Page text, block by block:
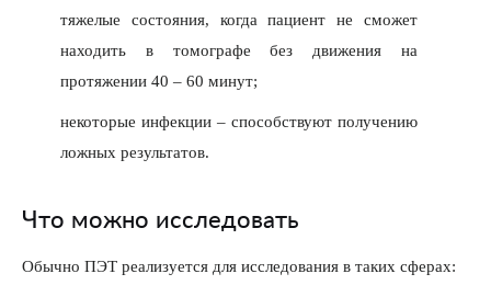
тяжелые состояния, когда пациент не сможет
находить в томографе без движения на
протяжении 40 – 60 минут;
некоторые инфекции – способствуют получению
ложных результатов.
Что можно исследовать
Обычно ПЭТ реализуется для исследования в таких сферах: